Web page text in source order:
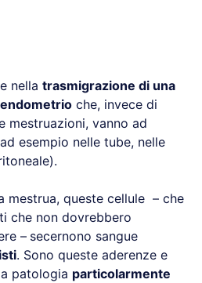
nella trasmigrazione di una
che, invece di
mestruazioni, vanno ad
esempio nelle tube, nelle
mestrua, queste cellule – che
che non dovrebbero
– secernono sangue
. Sono queste aderenze e
patologia particolarmente